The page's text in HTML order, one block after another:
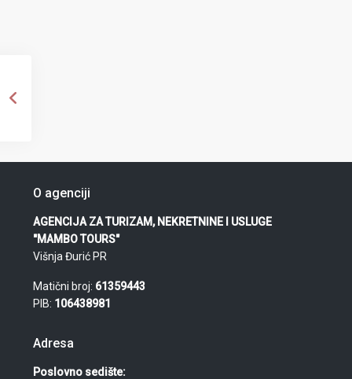
O agenciji
AGENCIJA ZA TURIZAM, NEKRETNINE I USLUGE
"MAMBO TOURS"
Višnja Đurić PR
Matični broj: 61359443
PIB: 106438981
Adresa
Poslovno sedište: